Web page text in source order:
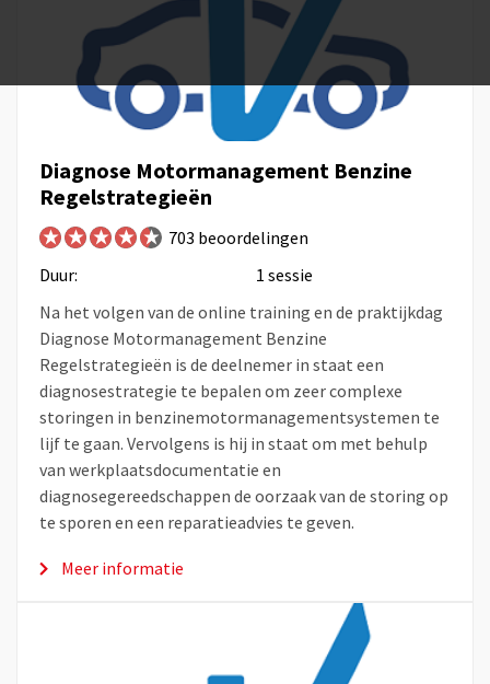
Diagnose Motormanagement Benzine
Regelstrategieën
703 beoordelingen
Duur:
1 sessie
Na het volgen van de online training en de praktijkdag
Diagnose Motormanagement Benzine
Regelstrategieën is de deelnemer in staat een
diagnosestrategie te bepalen om zeer complexe
storingen in benzinemotormanagementsystemen te
lijf te gaan. Vervolgens is hij in staat om met behulp
van werkplaatsdocumentatie en
diagnosegereedschappen de oorzaak van de storing op
te sporen en een reparatieadvies te geven.
Meer informatie